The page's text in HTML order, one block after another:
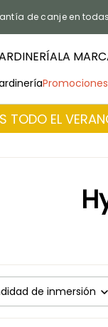
de canje en
LA
Promociones
TODO EL
de inmersión